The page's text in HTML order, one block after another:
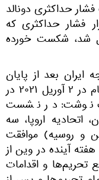
حداکثری دونالد
فشار حداکثری که
شد، شکست خورده
ایران بعد از پایان
نشست مجازی کمیسیون مشترک برجام در ۲ آوریل ۲۰۲۱ در
نوشت: در نشست
اتحادیه اروپا، سه
۲ کشور (چین و روسیه) موافقت
آینده در وین از
تحریم‌ها و اقدامات